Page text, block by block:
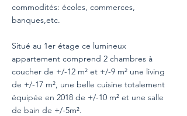
commodités: écoles, commerces,
banques,etc.
Situé au 1er étage ce lumineux
appartement comprend 2 chambres à
coucher de +/-12 m² et +/-9 m² une living
de +/-17 m², une belle cuisine totalement
équipée en 2018 de +/-10 m² et une salle
de bain de +/-5m².